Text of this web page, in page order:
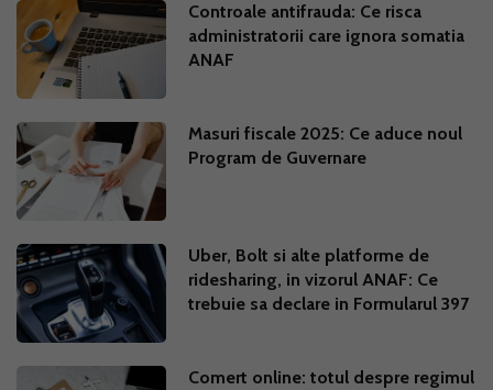
Controale antifrauda: Ce risca
administratorii care ignora somatia
ANAF
Masuri fiscale 2025: Ce aduce noul
Program de Guvernare
Uber, Bolt si alte platforme de
ridesharing, in vizorul ANAF: Ce
trebuie sa declare in Formularul 397
Comert online: totul despre regimul